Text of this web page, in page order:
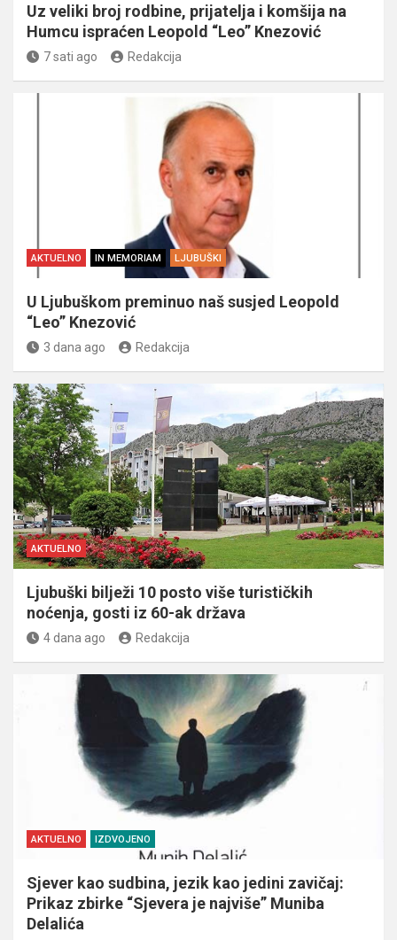
Uz veliki broj rodbine, prijatelja i komšija na
Humcu ispraćen Leopold “Leo” Knezović
7 sati ago Redakcija
AKTUELNO IN MEMORIAM LJUBUŠKI
U Ljubuškom preminuo naš susjed Leopold
“Leo” Knezović
3 dana ago Redakcija
AKTUELNO
Ljubuški bilježi 10 posto više turističkih
noćenja, gosti iz 60-ak država
4 dana ago Redakcija
AKTUELNO IZDVOJENO
Sjever kao sudbina, jezik kao jedini zavičaj:
Prikaz zbirke “Sjevera je najviše” Muniba
Delalića